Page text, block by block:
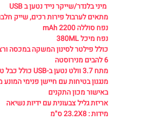
מיני בלנדר/שייקר נייד נטען ב USB
מתאים לערבול פירות רכים, שייק
נפח סוללה 2200 mAh
נפח מיכל 380ML
כולל פילטר לסינון המשקה במכסה
6 להבים מנירוסטה
מתח 3.7 וולט נטען ב-USB כולל כבל טעינה
מנגנון בטיחות עם חיישן פנימי
באישור מכון התקנים
אריזת גליל צבעונית עם ידיות נשיאה
מידות : 23.2X8 ס"מ